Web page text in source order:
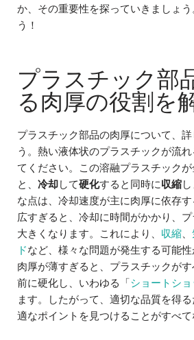
か、その重要性を探っていきましょ
う！
プラスチック部
る肉厚の役割を
プラスチック部品の肉厚について、
う。熱い液体状のプラスチックが流
てください。この溶融プラスチック
と、 冷却して硬化すると同時に収縮
な点は、冷却速度が主に肉厚に依存
広すぎると、冷却に時間がかかり、
大きくなります。これにより、 収縮、
ドなど、様々な問題が発生する可能性
肉厚が薄すぎると、プラスチックが
前に硬化し、いわゆる「ショートショ
ます。したがって、適切な品質を得
適なポイントを見つけることがすべ